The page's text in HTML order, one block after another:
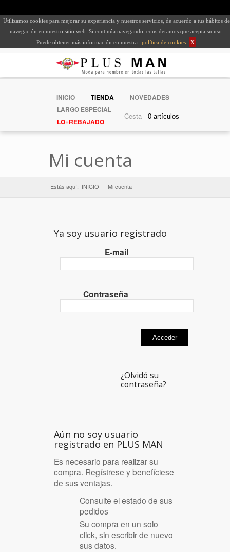
Utilizamos cookies para mejorar su experiencia y nuestros servicios, de acuerdo a tus hábitos de
navegación en nuestro sitio web. Si continúa navegando, consideramos que acepta su uso.
Puede obtener más información en nuestra
política de cookies X
INICIO TIENDA
NOVEDADES
LARGO ESPECIAL
LO+REBAJADO
Cesta -
Mi cuenta
Estás aquí: INICIO »
Mi cuenta
Ya soy usuario registrado
E-mail
Contraseña
¿Olvidó su
contraseña?
Aún no soy usuario
registrado en PLUS MAN
Es necesario para realizar su
compra. Regístrese y benefíciese
de sus ventajas.
Consulte el estado de sus
pedidos
Su compra en un solo
click, sin escribir de nuevo
sus datos.